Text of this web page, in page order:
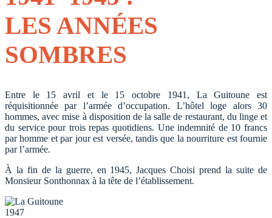
LES ANNÉES
SOMBRES
Entre le 15 avril et le 15 octobre 1941, La Guitoune est
réquisitionnée par l’armée d’occupation. L’hôtel loge alors 30
hommes, avec mise à disposition de la salle de restaurant, du linge et
du service pour trois repas quotidiens. Une indemnité de 10 francs
par homme et par jour est versée, tandis que la nourriture est fournie
par l’armée.
À la fin de la guerre, en 1945, Jacques Choisi prend la suite de
Monsieur Sonthonnax à la tête de l’établissement.
1947